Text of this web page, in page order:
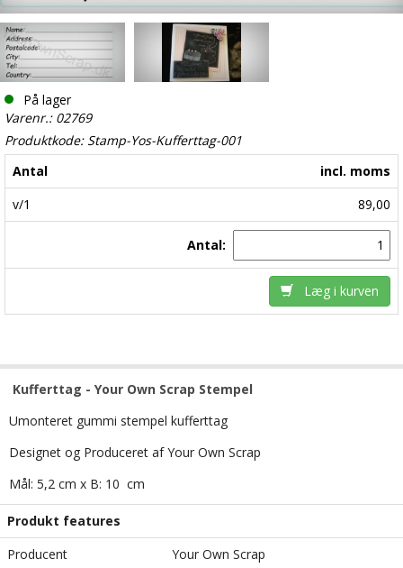
På lager
Varenr.: 02769
Produktkode: Stamp-Yos-Kufferttag-001
Antal
incl. moms
v/1
89,00
Antal:
Læg i kurven
Kufferttag - Your Own Scrap Stempel
Umonteret gummi stempel kufferttag
Designet og Produceret af Your Own Scrap
Mål: 5,2 cm x B: 10 cm
Produkt features
Producent
Your Own Scrap